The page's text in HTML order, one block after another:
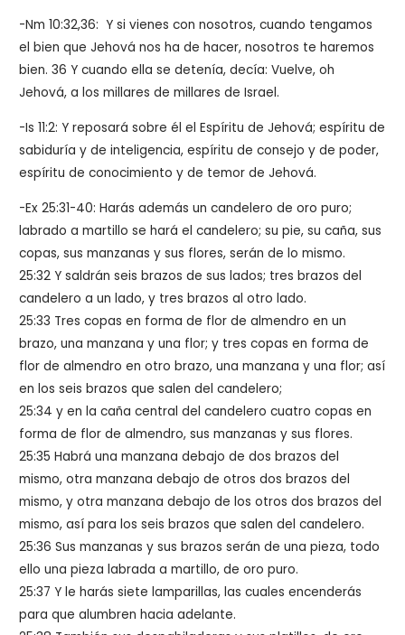
-Nm 10:32,36: Y si vienes con nosotros, cuando tengamos
el bien que Jehová nos ha de hacer, nosotros te haremos
bien. 36 Y cuando ella se detenía, decía: Vuelve, oh
Jehová, a los millares de millares de Israel.
-Is 11:2: Y reposará sobre él el Espíritu de Jehová; espíritu de
sabiduría y de inteligencia, espíritu de consejo y de poder,
espíritu de conocimiento y de temor de Jehová.
-Ex 25:31-40: Harás además un candelero de oro puro;
labrado a martillo se hará el candelero; su pie, su caña, sus
copas, sus manzanas y sus flores, serán de lo mismo.
25:32 Y saldrán seis brazos de sus lados; tres brazos del
candelero a un lado, y tres brazos al otro lado.
25:33 Tres copas en forma de flor de almendro en un
brazo, una manzana y una flor; y tres copas en forma de
flor de almendro en otro brazo, una manzana y una flor; así
en los seis brazos que salen del candelero;
25:34 y en la caña central del candelero cuatro copas en
forma de flor de almendro, sus manzanas y sus flores.
25:35 Habrá una manzana debajo de dos brazos del
mismo, otra manzana debajo de otros dos brazos del
mismo, y otra manzana debajo de los otros dos brazos del
mismo, así para los seis brazos que salen del candelero.
25:36 Sus manzanas y sus brazos serán de una pieza, todo
ello una pieza labrada a martillo, de oro puro.
25:37 Y le harás siete lamparillas, las cuales encenderás
para que alumbren hacia adelante.